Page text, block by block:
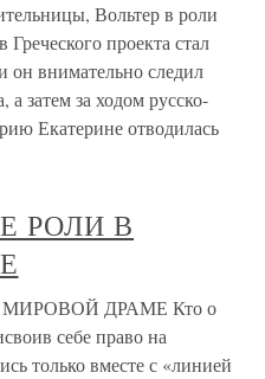
Вольтер в роли
проекта стал
он внимательно следил
а затем за ходом русско-
Екатерине отводилась
РОЛИ В
МИРОВОЙ ДРАМЕ Кто о
себе право на
только вместе с «линией